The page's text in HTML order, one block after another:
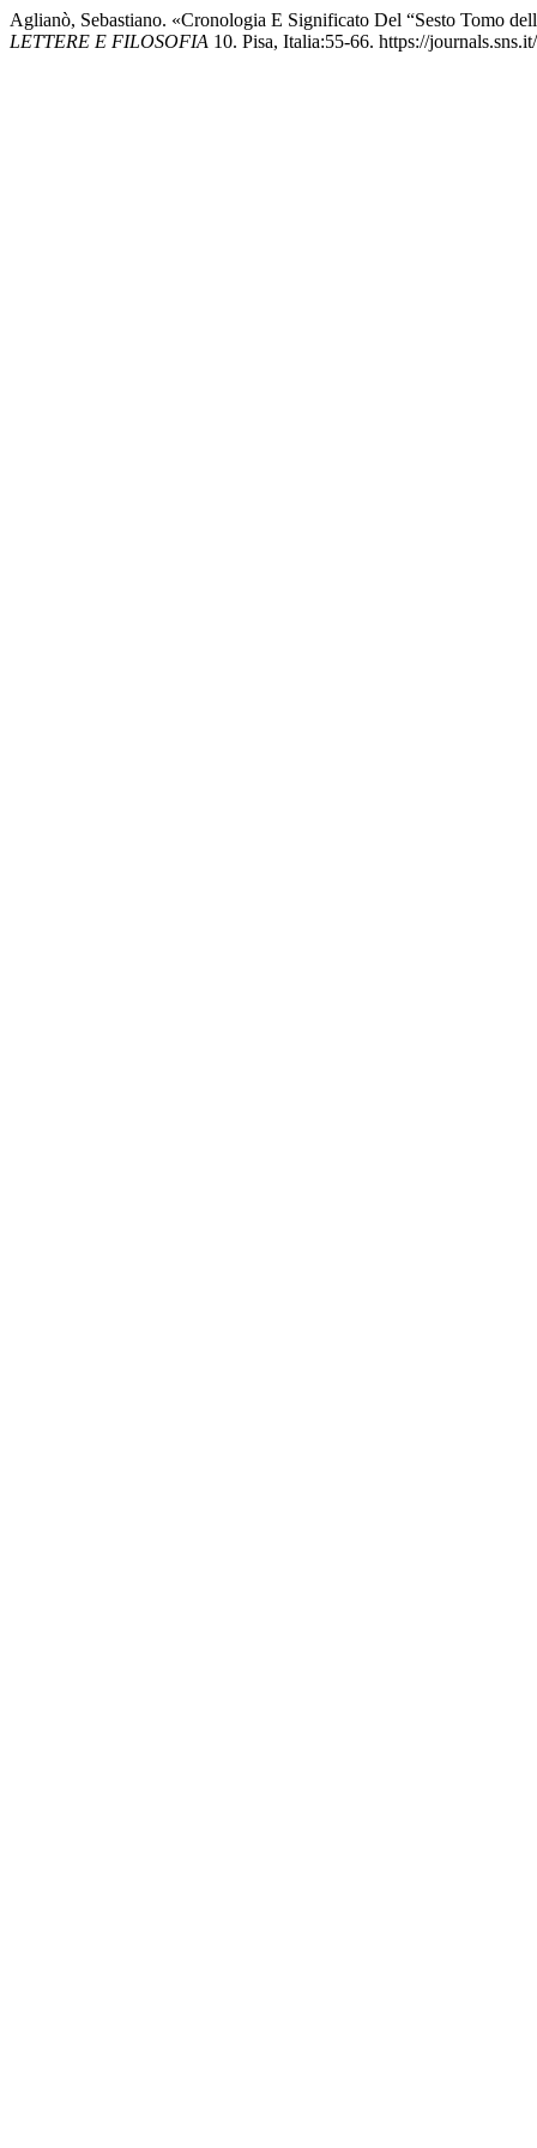
Aglianò, Sebastiano. «Cronologia E Significato Del “Sesto Tomo
LETTERE E FILOSOFIA 10. Pisa, Italia:55-66. https://